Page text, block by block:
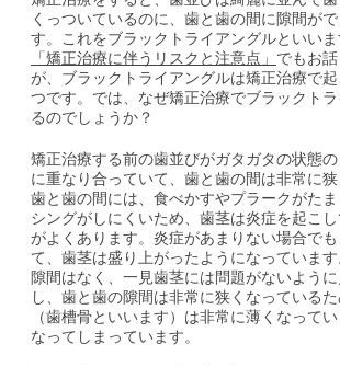
くっついているのに、歯と歯の間に隙間が
す。これをブラックトライアングルといいま
「矯正治療に伴うリスクと注意点」 でもお
が、ブラックトライアングルは矯正治療で
つです。では、なぜ矯正治療でブラックト
るのでしょうか？
矯正治療する前の歯並びがガタガタの状態
に重なり合っていて、歯と歯の間は非常に狭
歯と歯の間には、食べかすやプラークがた
シングがしにくいため、歯茎は炎症を起こ
がよくあります。炎症があまりない場合で
て、歯茎は盛り上がったようになっていま
隙間はなく、一見歯茎には問題がないよう
し、歯と歯の隙間は非常に狭くなっている
（歯槽骨といいます）は非常に薄くなって
なってしまっています。